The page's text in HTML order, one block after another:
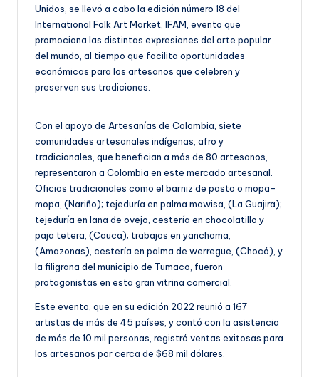
Unidos, se llevó a cabo la edición número 18 del
International Folk Art Market, IFAM, evento que
promociona las distintas expresiones del arte popular
del mundo, al tiempo que facilita oportunidades
económicas para los artesanos que celebren y
preserven sus tradiciones.
Con el apoyo de Artesanías de Colombia, siete
comunidades artesanales indígenas, afro y
tradicionales, que benefician a más de 80 artesanos,
representaron a Colombia en este mercado artesanal.
Oficios tradicionales como el barniz de pasto o mopa-
mopa, (Nariño); tejeduría en palma mawisa, (La Guajira);
tejeduría en lana de ovejo, cestería en chocolatillo y
paja tetera, (Cauca); trabajos en yanchama,
(Amazonas), cestería en palma de werregue, (Chocó), y
la filigrana del municipio de Tumaco, fueron
protagonistas en esta gran vitrina comercial.
Este evento, que en su edición 2022 reunió a 167
artistas de más de 45 países, y contó con la asistencia
de más de 10 mil personas, registró ventas exitosas para
los artesanos por cerca de $68 mil dólares.